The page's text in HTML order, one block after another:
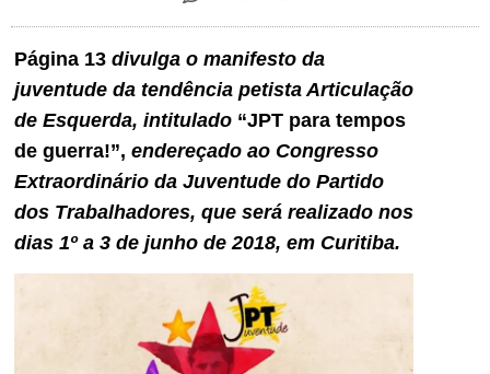
Página 13 divulga o manifesto da
juventude da tendência petista Articulação
de Esquerda, intitulado “JPT para tempos
de guerra!”, endereçado ao Congresso
Extraordinário da Juventude do Partido
dos Trabalhadores, que será realizado nos
dias 1º a 3 de junho de 2018, em Curitiba.